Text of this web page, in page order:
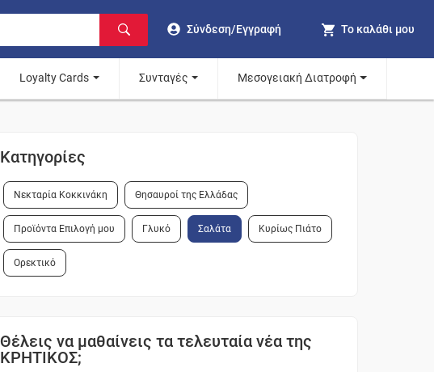
Σύνδεση/Εγγραφή Το καλάθι μου
Loyalty Cards Συνταγές Μεσογειακή Διατροφή
Κατηγορίες
Νεκταρία Κοκκινάκη Θησαυροί της Ελλάδας
Προϊόντα Επιλογή μου Γλυκό Σαλάτα Κυρίως Πιάτο
Ορεκτικό
Θέλεις να μαθαίνεις τα τελευταία νέα της
ΚΡΗΤΙΚΟΣ;